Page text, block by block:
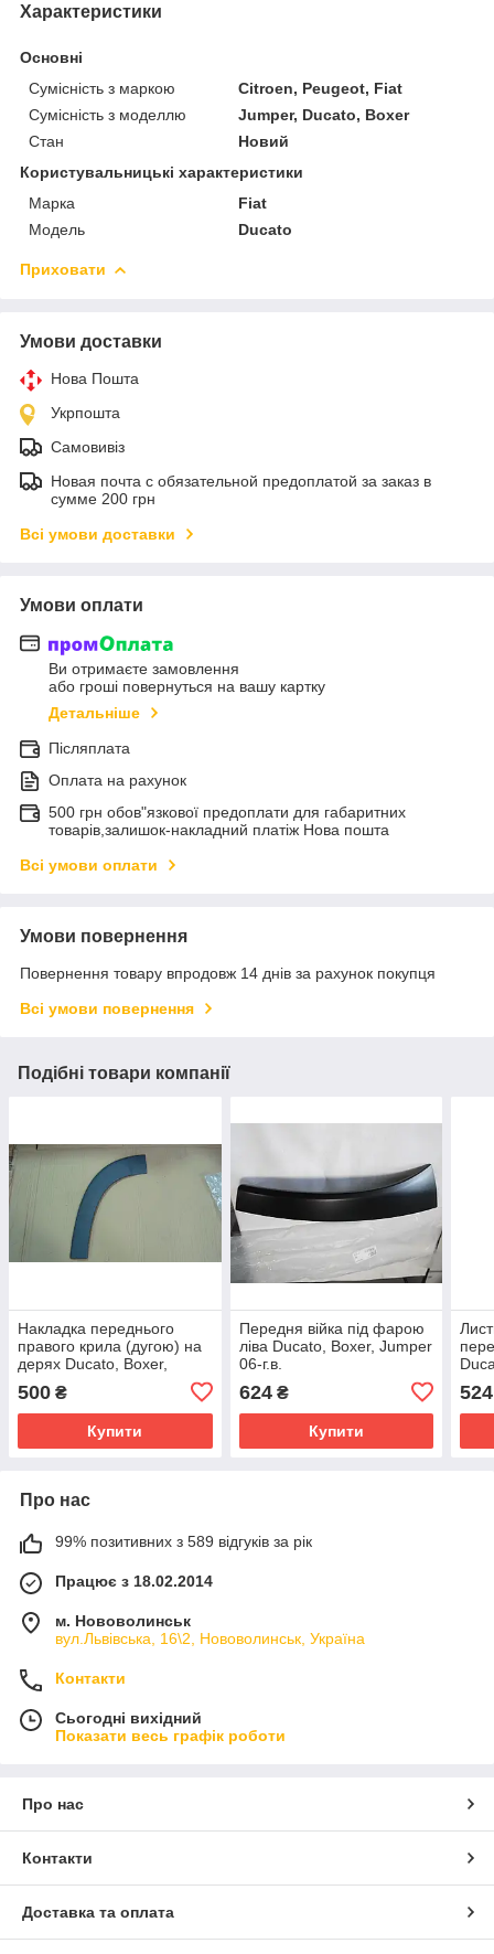
Характеристики
Основні
Сумісність з маркою
Citroen, Peugeot, Fiat
Сумісність з моделлю
Jumper, Ducato, Boxer
Стан
Новий
Користувальницькі характеристики
Марка
Fiat
Модель
Ducato
Приховати
Умови доставки
Нова Пошта
Укрпошта
Самовивіз
Новая почта с обязательной предоплатой за заказ в
сумме 200 грн
Всі умови доставки
Умови оплати
Ви отримаєте замовлення
або гроші повернуться на вашу картку
Детальніше
Післяплата
Оплата на рахунок
500 грн обов"язкової предоплати для габаритних
товарів,залишок-накладний платіж Нова пошта
Всі умови оплати
Умови повернення
Повернення товару впродовж 14 днів за рахунок покупця
Всі умови повернення
Подібні товари компанії
Накладка переднього
правого крила (дугою) на
дерях Ducato, Boxer,
500 ₴
Купити
Передня війка під фарою
ліва Ducato, Boxer, Jumper
06-г.в.
624₴
Купити
524
Про нас
99% позитивних з 589 відгуків за рік
Працює з 18.02.2014
м. Нововолинськ
вул.Львівська, 16\2, Нововолинськ, Україна
Контакти
Сьогодні вихідний
Показати весь графік роботи
Про нас
Контакти
Доставка та оплата